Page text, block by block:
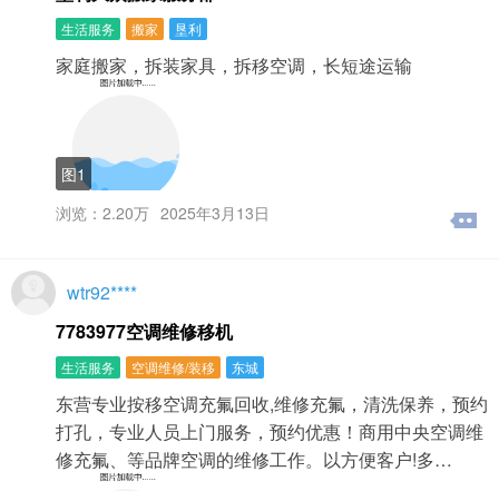
生活服务 搬家 垦利
家庭搬家，拆装家具，拆移空调，长短途运输
图1
浏览：2.20万 2025年3月13日
wtr92****
7783977空调维修移机
生活服务 空调维修/装移 东城
东营专业按移空调充氟回收,维修充氟，清洗保养，预约
打孔，专业人员上门服务，预约优惠！商用中央空调维
修充氟、等品牌空调的维修工作。以方便客户!多…